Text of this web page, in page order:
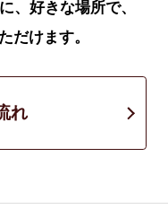
、好きな場所で、
だけます。
れ